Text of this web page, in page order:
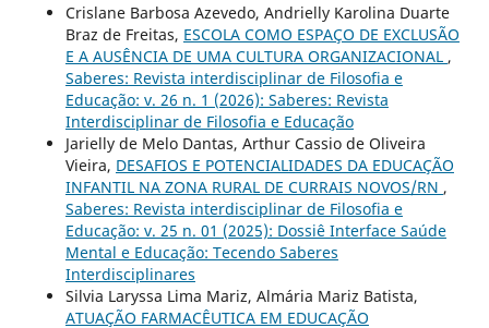
Crislane Barbosa Azevedo, Andrielly Karolina Duarte
Braz de Freitas, ESCOLA COMO ESPAÇO DE EXCLUSÃO
E A AUSÊNCIA DE UMA CULTURA ORGANIZACIONAL ,
Saberes: Revista interdisciplinar de Filosofia e
Educação: v. 26 n. 1 (2026): Saberes: Revista
Interdisciplinar de Filosofia e Educação
Jarielly de Melo Dantas, Arthur Cassio de Oliveira
Vieira, DESAFIOS E POTENCIALIDADES DA EDUCAÇÃO
INFANTIL NA ZONA RURAL DE CURRAIS NOVOS/RN ,
Saberes: Revista interdisciplinar de Filosofia e
Educação: v. 25 n. 01 (2025): Dossiê Interface Saúde
Mental e Educação: Tecendo Saberes
Interdisciplinares
Silvia Laryssa Lima Mariz, Almária Mariz Batista,
ATUAÇÃO FARMACÊUTICA EM EDUCAÇÃO